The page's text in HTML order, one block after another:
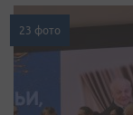
23 фото